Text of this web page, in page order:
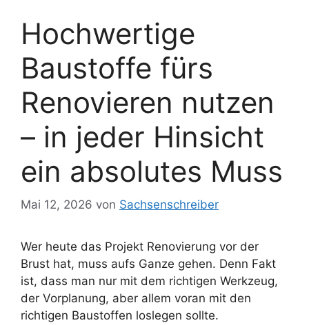
Hochwertige
Baustoffe fürs
Renovieren nutzen
– in jeder Hinsicht
ein absolutes Muss
Mai 12, 2026 von Sachsenschreiber
Wer heute das Projekt Renovierung vor der
Brust hat, muss aufs Ganze gehen. Denn Fakt
ist, dass man nur mit dem richtigen Werkzeug,
der Vorplanung, aber allem voran mit den
richtigen Baustoffen loslegen sollte.